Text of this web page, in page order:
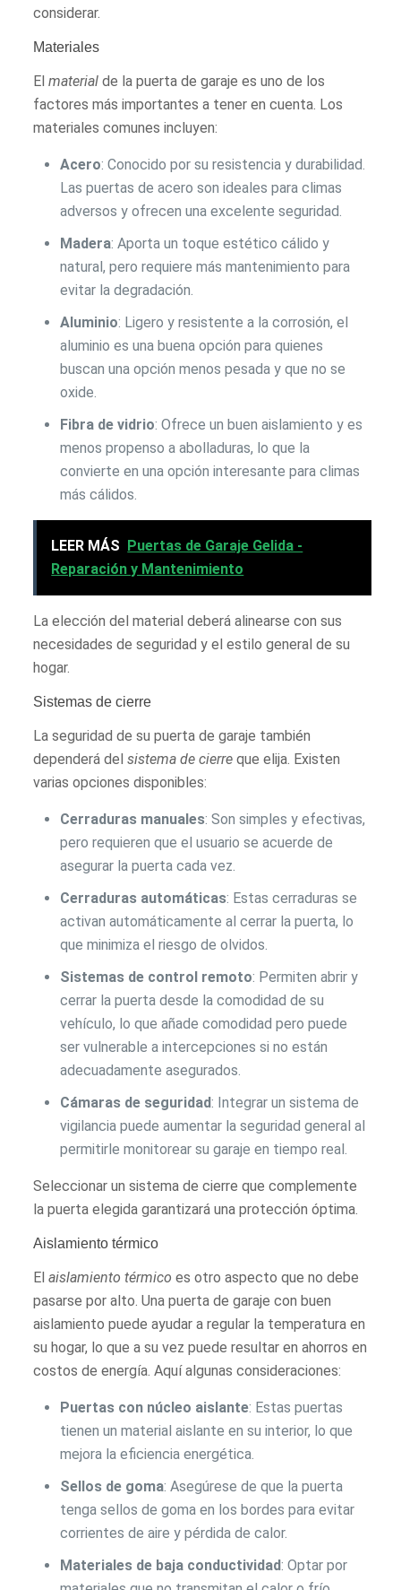
considerar.
Materiales
Elmaterial de la puerta de garaje es uno de los
factores más importantes a tener en cuenta. Los
materiales comunes incluyen:
Acero: Conocido por su resistencia y durabilidad.
Las puertas de acero son ideales para climas
adversos y ofrecen una excelente seguridad.
Madera: Aporta un toque estético cálido y
natural, pero requiere más mantenimiento para
evitar la degradación.
Aluminio: Ligero y resistente a la corrosión, el
aluminio es una buena opción para quienes
buscan una opción menos pesada y que no se
oxide.
Fibra de vidrio: Ofrece un buen aislamiento y es
menos propenso a abolladuras, lo que la
convierte en una opción interesante para climas
más cálidos.
LEER MÁS Puertas de Garaje Gelida -
Reparación y Mantenimiento
La elección del material deberá alinearse con sus
necesidades de seguridad y el estilo general de su
hogar.
Sistemas de cierre
La seguridad de su puerta de garaje también
dependerá delsistema de cierre que elija. Existen
varias opciones disponibles:
Cerraduras manuales: Son simples y efectivas,
pero requieren que el usuario se acuerde de
asegurar la puerta cada vez.
Cerraduras automáticas: Estas cerraduras se
activan automáticamente al cerrar la puerta, lo
que minimiza el riesgo de olvidos.
Sistemas de control remoto: Permiten abrir y
cerrar la puerta desde la comodidad de su
vehículo, lo que añade comodidad pero puede
ser vulnerable a intercepciones si no están
adecuadamente asegurados.
Cámaras de seguridad: Integrar un sistema de
vigilancia puede aumentar la seguridad general al
permitirle monitorear su garaje en tiempo real.
Seleccionar un sistema de cierre que complemente
la puerta elegida garantizará una protección óptima.
Aislamiento térmico
Elaislamiento térmico es otro aspecto que no debe
pasarse por alto. Una puerta de garaje con buen
aislamiento puede ayudar a regular la temperatura en
su hogar, lo que a su vez puede resultar en ahorros en
costos de energía. Aquí algunas consideraciones:
Puertas con núcleo aislante: Estas puertas
tienen un material aislante en su interior, lo que
mejora la eficiencia energética.
Sellos de goma: Asegúrese de que la puerta
tenga sellos de goma en los bordes para evitar
corrientes de aire y pérdida de calor.
Materiales de baja conductividad: Optar por